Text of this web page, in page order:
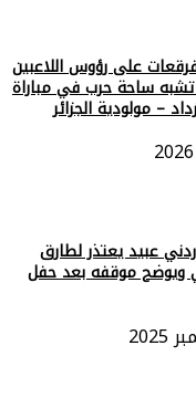
بين كبار
على رؤوس اللاعبين
ساحة حرب في مباراة
– مولودية الجزائر
عبيد يعتذر لطارق
ويوضح موقفه بعد حفل